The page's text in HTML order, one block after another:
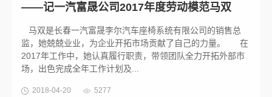
——记一汽富晟公司2017年度劳动模范马双
马双是长春一汽富晟李尔汽车座椅系统有限公司的销售总
监，她兢兢业业，为企业开拓市场贡献了自己的力量。 在
2017年工作中，她认真履行职责，带领团队全力开拓外部市
场，出色完成全年工作计划及...
2018-04-20 5277